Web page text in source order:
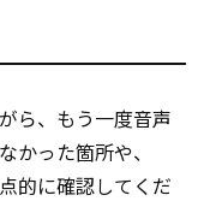
ら、もう一度音声
かった箇所や、
的に確認してくだ